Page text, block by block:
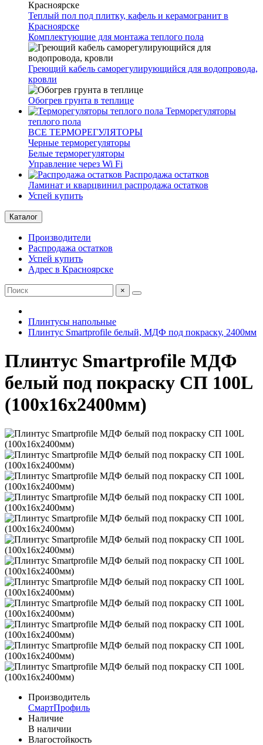
Теплый пол под плитку, кафель и керамогранит в
Красноярске
Комплектующие для монтажа теплого пола
Греющий кабель саморегулирующийся для водопровода,
кровли
Обогрев грунта в теплице
Терморегуляторы
теплого пола
ВСЕ ТЕРМОРЕГУЛЯТОРЫ
Черные терморегуляторы
Белые терморегуляторы
Управление через Wi Fi
Распродажа остатков
Ламинат и кварцвинил распродажа остатков
Успей купить
Каталог
Производители
Распродажа остатков
Успей купить
Адрес в Красноярске
×
Плинтусы напольные
Плинтус Smartprofile белый, МДФ под покраску, 2400мм
Плинтус Smartprofile МДФ
белый под покраску СП 100L
(100х16х2400мм)
Производитель
СмартПрофиль
Наличие
В наличии
Влагостойкость